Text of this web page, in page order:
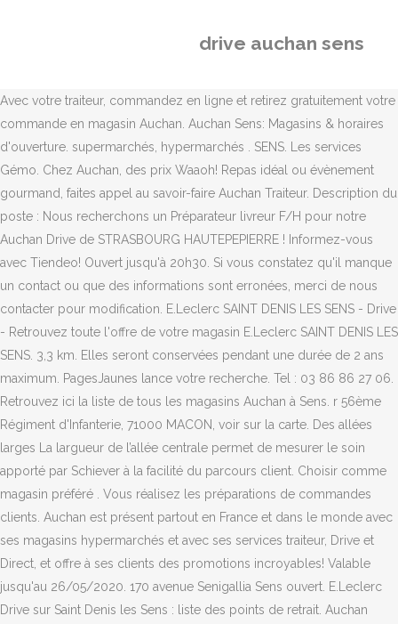
drive auchan sens
Avec votre traiteur, commandez en ligne et retirez gratuitement votre
commande en magasin Auchan. Auchan Sens: Magasins & horaires
d'ouverture. supermarchés, hypermarchés . SENS. Les services
Gémo. Chez Auchan, des prix Waaoh! Repas idéal ou évènement
gourmand, faites appel au savoir-faire Auchan Traiteur. Description du
poste : Nous recherchons un Préparateur livreur F/H pour notre
Auchan Drive de STRASBOURG HAUTEPEPIERRE ! Informez-vous
avec Tiendeo! Ouvert jusqu'à 20h30. Si vous constatez qu'il manque
un contact ou que des informations sont erronées, merci de nous
contacter pour modification. E.Leclerc SAINT DENIS LES SENS - Drive
- Retrouvez toute l'offre de votre magasin E.Leclerc SAINT DENIS LES
SENS. 3,3 km. Elles seront conservées pendant une durée de 2 ans
maximum. PagesJaunes lance votre recherche. Tel : 03 86 86 27 06.
Retrouvez ici la liste de tous les magasins Auchan à Sens. r 56ème
Régiment d'Infanterie, 71000 MACON, voir sur la carte. Des allées
larges La largueur de l’allée centrale permet de mesurer le soin
apporté par Schiever à la facilité du parcours client. Choisir comme
magasin préféré . Vous réalisez les préparations de commandes
clients. Auchan est présent partout en France et dans le monde avec
ses magasins hypermarchés et avec ses services traiteur, Drive et
Direct, et offre à ses clients des promotions incroyables! Valable
jusqu'au 26/05/2020. 170 avenue Senigallia Sens ouvert. E.Leclerc
Drive sur Saint Denis les Sens : liste des points de retrait. Auchan